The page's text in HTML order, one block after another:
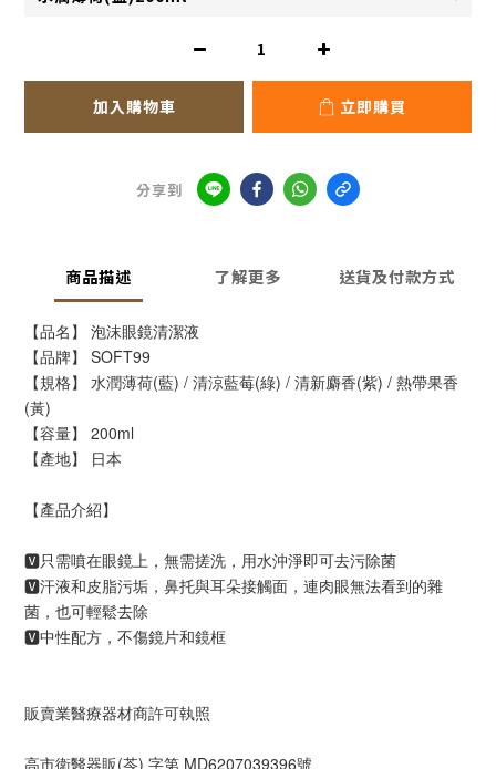
加入購物車 立即購買
分享到
商品描述 了解更多 送貨及付款方式
【品名】 泡沫眼鏡清潔液
【品牌】 SOFT99
【規格】 水潤薄荷(藍) / 清涼藍莓(綠) / 清新麝香(紫) / 熱帶果香
(黃)
【容量】 200ml
【產地】 日本
【產品介紹】
🆅只需噴在眼鏡上，無需搓洗，用水沖淨即可去污除菌
🆅汗液和皮脂污垢，鼻托與耳朵接觸面，連肉眼無法看到的雜
菌，也可輕鬆去除
🆅中性配方，不傷鏡片和鏡框
販賣業醫療器材商許可執照
高市衛醫器販(苓) 字第 MD6207039396號